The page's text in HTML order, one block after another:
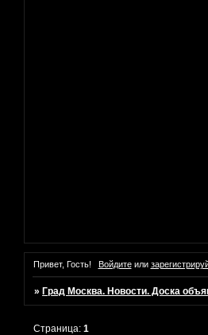
Привет, Гость! Войдитеили
» Град Москва. Новости. Доска
Страница:1